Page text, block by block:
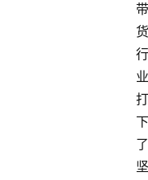
带
货
行
业
打
下
了
坚